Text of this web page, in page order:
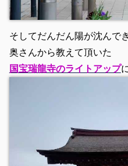
そしてだんだん陽が沈んで
奥さんから教えて頂いた
国宝瑞龍寺のライトアップ